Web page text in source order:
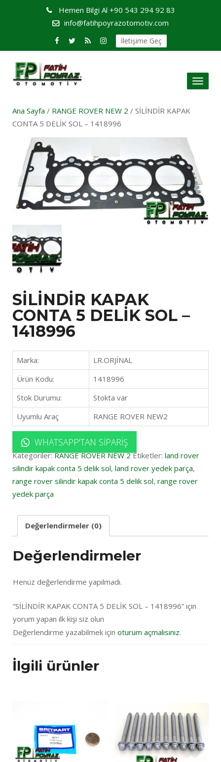
Hemen Bilgi Al +90 543 294 92 83
info@fatihpoyrazotomotiv.com
İletişime Geç
Toggle
Ana Sayfa / RANGE ROVER NEW 2 / SİLİNDİR KAPAK
CONTA 5 DELİK SOL – 1418996
SİLİNDİR KAPAK
CONTA 5 DELİK SOL –
1418996
Marka:
LR.ORJİNAL
Ürün Kodu:
1418996
Stok Durumu:
Stokta var
Uyumlu Araç
RANGE ROVER NEW2
WHATSAPP'TAN SIPARIŞ
Kategoriler:RANGE ROVER NEW 2 Etiketler: land rover
silindir kapak conta 5 delik sol, land rover yedek parça,
range rover silindir kapak conta 5 delik sol, range rover
yedek parça
Değerlendirmeler (0)
Değerlendirmeler
Henüz değerlendirme yapılmadı.
“SİLİNDİR KAPAK CONTA 5 DELİK SOL – 1418996” için
yorum yapan ilk kişi siz olun
Değerlendirme yazabilmek için oturum açmalısınız.
İlgili ürünler